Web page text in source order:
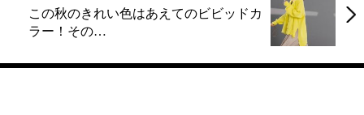
この秋のきれい色はあえてのビビッドカ
ラー！その…